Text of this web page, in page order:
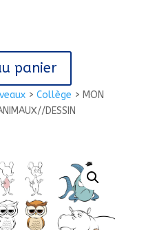
> Collège > MON
DESSIN
panier